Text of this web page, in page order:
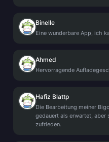
Binelle
Eine wunderbare App, ich
Ahmed
Hervorragende
Hafiz Blattp
Die Bearbeitung meiner
gedauert als erwartet, aber
zufrieden.